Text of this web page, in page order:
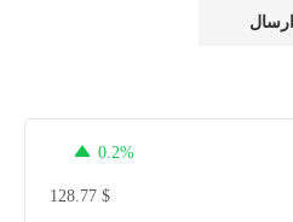
0.2%
$
128.77